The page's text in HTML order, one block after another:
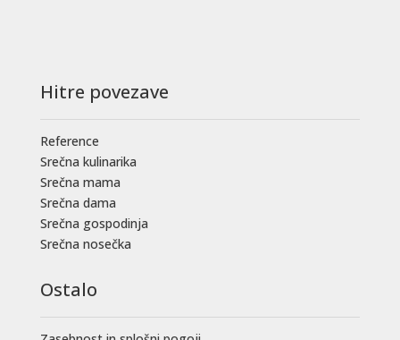
Hitre povezave
Reference
Srečna kulinarika
Srečna mama
Srečna dama
Srečna gospodinja
Srečna nosečka
Ostalo